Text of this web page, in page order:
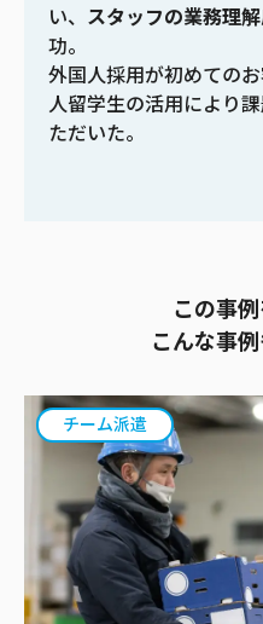
い、 スタッフの業務理
功。
外国人採用が初めての
人留学生の活用により
ただいた。
この事
こんな事
チーム派遣